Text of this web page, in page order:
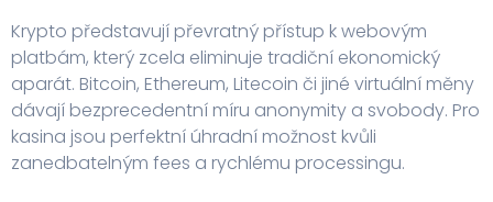
Krypto představují převratný přístup k webovým
platbám, který zcela eliminuje tradiční ekonomický
aparát. Bitcoin, Ethereum, Litecoin či jiné virtuální měny
dávají bezprecedentní míru anonymity a svobody. Pro
kasina jsou perfektní úhradní možnost kvůli
zanedbatelným fees a rychlému processingu.